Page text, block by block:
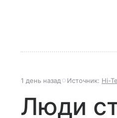
1 день назад Источник: Hi-
Люди